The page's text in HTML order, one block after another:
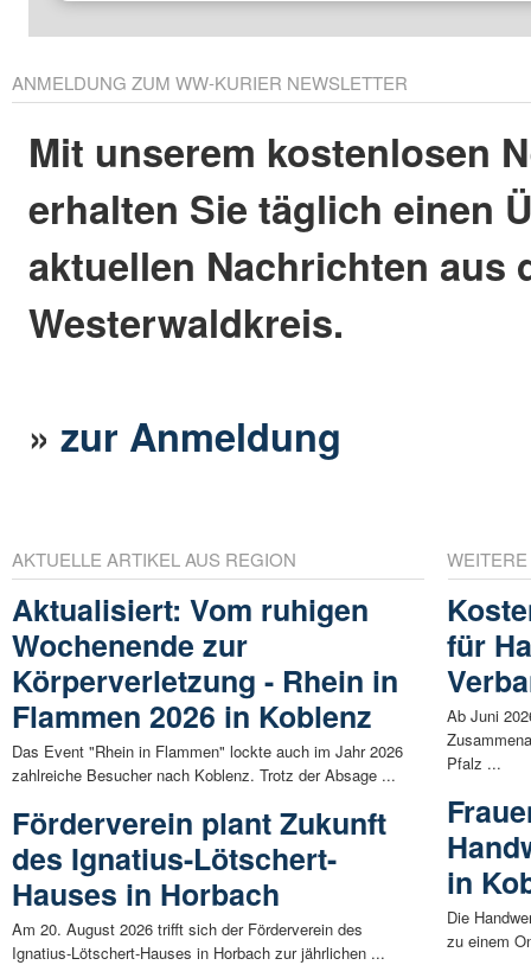
ANMELDUNG ZUM WW-KURIER NEWSLETTER
Mit unserem kostenlosen
erhalten Sie täglich einen
aktuellen Nachrichten aus
Westerwaldkreis.
»zur Anmeldung
AKTUELLE ARTIKEL AUS REGION
Aktualisiert: Vom ruhigen
Wochenende zur
Körperverletzung - Rhein in
Flammen 2026 in Koblenz
Das Event "Rhein in Flammen" lockte auch im Jahr 2026
zahlreiche Besucher nach Koblenz. Trotz der Absage ...
Förderverein plant Zukunft
des Ignatius-Lötschert-
Hauses in Horbach
Am 20. August 2026 trifft sich der Förderverein des
Ignatius-Lötschert-Hauses in Horbach zur jährlichen ...
für
Ab Juni
Pfalz ...
in
Die
zu einem